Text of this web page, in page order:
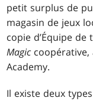
petit surplus de
magasin de jeux
copie d’Équipe
Magic
Academy.
Il existe deux